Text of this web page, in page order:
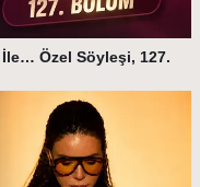
İle… Özel Söyleşi, 127.